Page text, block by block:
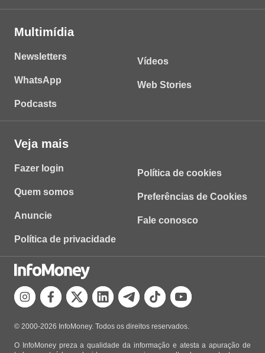
Multimídia
Newsletters
WhatsApp
Podcasts
Vídeos
Web Stories
Veja mais
Fazer login
Quem somos
Anuncie
Política de privacidade
Política de cookies
Preferências de Cookies
Fale conosco
© 2000-2026 InfoMoney. Todos os direitos reservados.
O InfoMoney preza a qualidade da informação e atesta a apuração de